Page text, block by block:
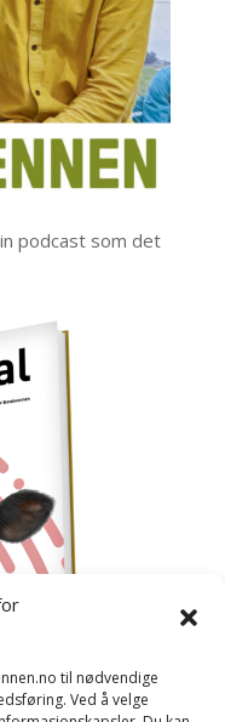
til nødvendige
Ved å velge
podcast som det